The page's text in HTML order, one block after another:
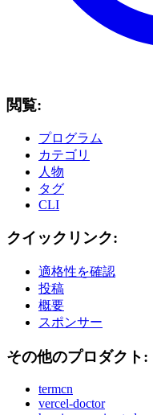
閲覧:
プログラム
カテゴリ
人物
タグ
CLI
クイックリンク:
適格性を確認
投稿
概要
スポンサー
その他のプロダクト:
termcn
vercel-doctor